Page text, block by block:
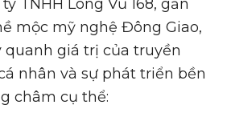
TNHH Long Vũ 168, gắn
mộc mỹ nghệ Đông Giao,
quanh giá trị của truyền
nhân và sự phát triển bền
châm cụ thể: